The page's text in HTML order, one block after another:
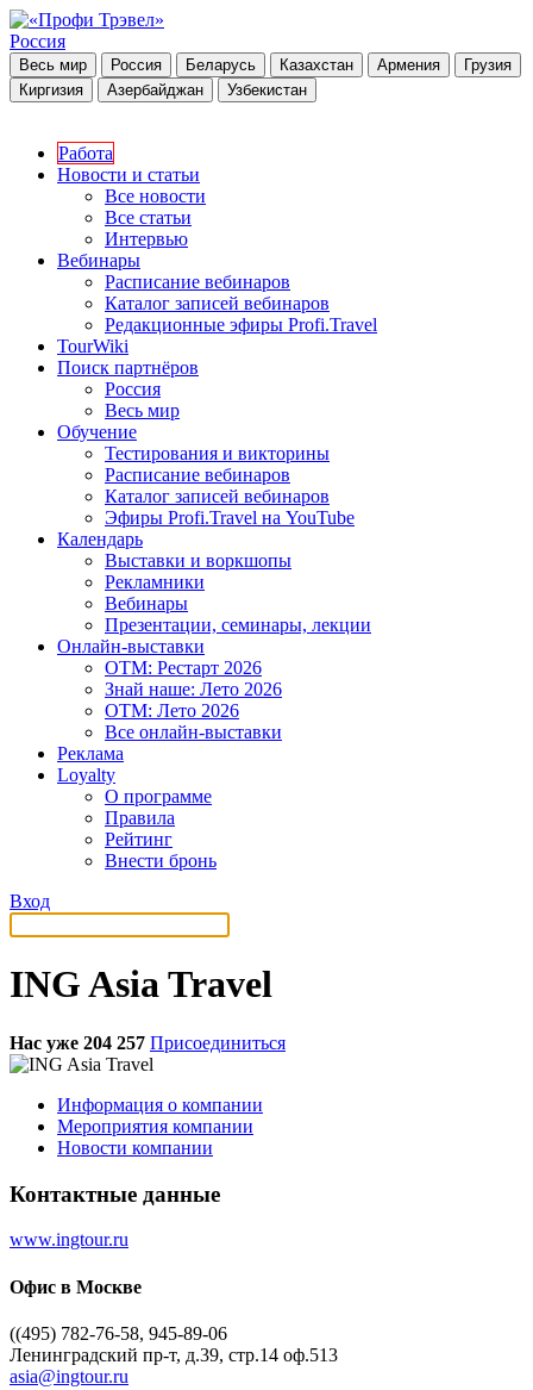
Россия
Весь мир Россия Беларусь Казахстан Армения
Грузия
Киргизия
Азербайджан Узбекистан
Работа
Новости и статьи
Все новости
Все статьи
Интервью
Вебинары
Расписание вебинаров
Каталог записей вебинаров
Редакционные эфиры Profi.Travel
TourWiki
Поиск партнёров
Россия
Весь мир
Обучение
Тестирования и викторины
Расписание вебинаров
Каталог записей вебинаров
Эфиры Profi.Travel на YouTube
Календарь
Выставки и воркшопы
Рекламники
Вебинары
Презентации, семинары, лекции
Онлайн-выставки
OTM: Рестарт 2026
Знай наше: Лето 2026
OTM: Лето 2026
Все онлайн-выставки
Реклама
Loyalty
О программе
Правила
Рейтинг
Внести бронь
Вход
ING Asia Travel
Нас уже 204 257 Присоединиться
Информация о компании
Мероприятия компании
Новости компании
Контактные данные
www.ingtour.ru
Офис в Москве
((495) 782-76-58, 945-89-06
Ленинградский пр-т, д.39, стр.14 оф.513
asia@ingtour.ru